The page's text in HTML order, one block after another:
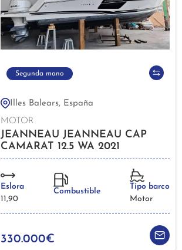
Segunda mano
Illes Balears, España
MOTOR
JEANNEAU JEANNEAU CAP
CAMARAT 12.5 WA 2021
Eslora
11,90
Combustible
Tipo barco
Motor
330.000€